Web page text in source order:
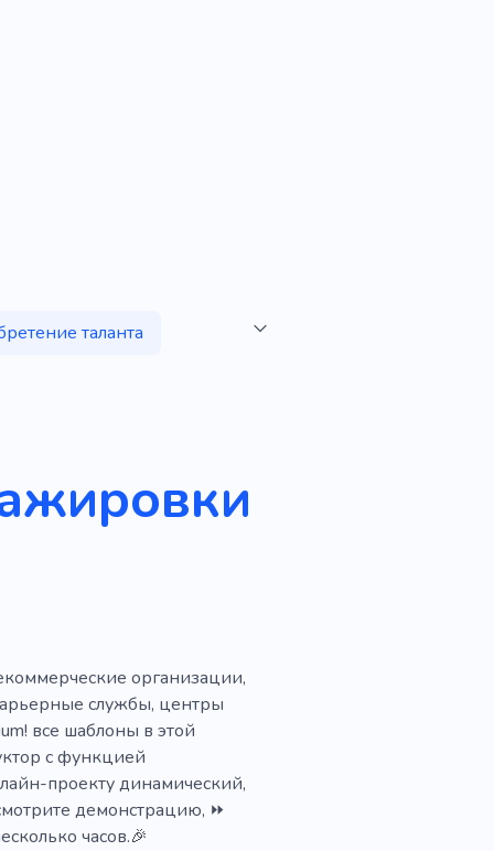
таланта
Сотрудничество
организации,
службы, центры
все шаблоны в этой
с функцией
проекту динамический,
демонстрацию, ⏩
часов.🎉